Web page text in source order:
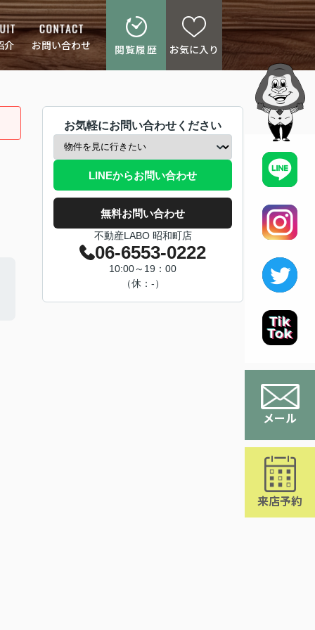
介 お問い合わせ 閲覧履歴 お気に入り
メール
来店予約
お気軽にお問い合わせください
LINEからお問い合わせ
無料お問い合わせ
不動産LABO 昭和町店
06-6553-0222
10:00～19：00
（休：-）